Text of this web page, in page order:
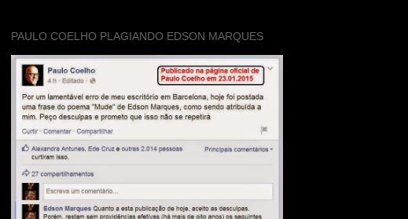
PAULO COELHO PLAGIANDO EDSON MARQUES